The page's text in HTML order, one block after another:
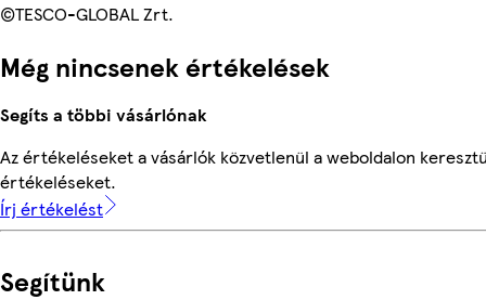
©TESCO-GLOBAL Zrt.
Még nincsenek értékelések
Segíts a többi vásárlónak
Az értékeléseket a vásárlók közvetlenül a weboldalon
értékeléseket.
Írj értékelést
Segítünk